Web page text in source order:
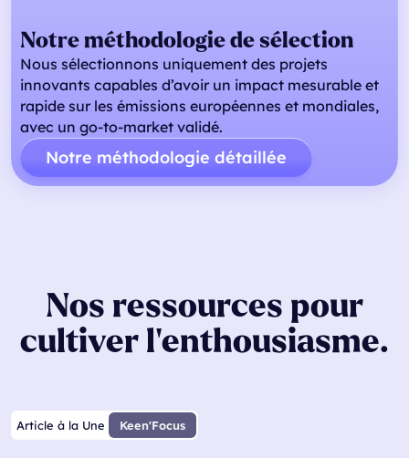
Notre méthodologie de sélection
Nous sélectionnons uniquement des projets
innovants capables d’avoir un impact mesurable et
rapide sur les émissions européennes et mondiales,
avec un go-to-market validé.
Notre méthodologie détaillée
Nos ressources pour
cultiver l’enthousiasme.
Article à la Une Keen'Focus